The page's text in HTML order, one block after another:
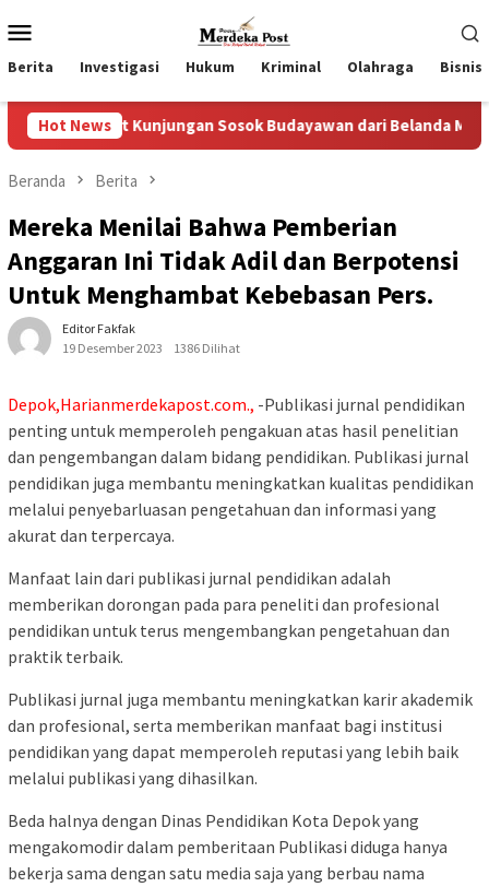
ke
kontenMobile
Berita Investigasi Hukum Kriminal Olahraga Bisnis
Hot News
Kunjungan Sosok Budayawan dari Belanda Mr. Crues Collen
Beranda Berita
Mereka Menilai Bahwa Pemberian
Anggaran Ini Tidak Adil dan Berpotensi
Untuk Menghambat Kebebasan Pers.
Editor Fakfak
19 Desember 2023
1386 Dilihat
Depok,Harianmerdekapost.com., -Publikasi jurnal pendidikan
penting untuk memperoleh pengakuan atas hasil penelitian
dan pengembangan dalam bidang pendidikan. Publikasi jurnal
pendidikan juga membantu meningkatkan kualitas pendidikan
melalui penyebarluasan pengetahuan dan informasi yang
akurat dan terpercaya.
Manfaat lain dari publikasi jurnal pendidikan adalah
memberikan dorongan pada para peneliti dan profesional
pendidikan untuk terus mengembangkan pengetahuan dan
praktik terbaik.
Publikasi jurnal juga membantu meningkatkan karir akademik
dan profesional, serta memberikan manfaat bagi institusi
pendidikan yang dapat memperoleh reputasi yang lebih baik
melalui publikasi yang dihasilkan.
Beda halnya dengan Dinas Pendidikan Kota Depok yang
mengakomodir dalam pemberitaan Publikasi diduga hanya
bekerja sama dengan satu media saja yang berbau nama